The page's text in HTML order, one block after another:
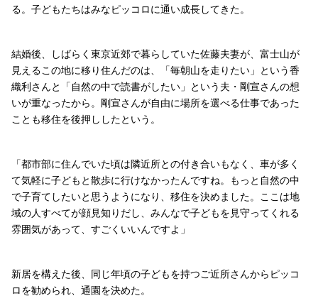
る。子どもたちはみなピッコロに通い成長してきた。
結婚後、しばらく東京近郊で暮らしていた佐藤夫妻が、富士山が
見えるこの地に移り住んだのは、「毎朝山を走りたい」という香
織利さんと「自然の中で読書がしたい」という夫・剛宣さんの想
いが重なったから。剛宣さんが自由に場所を選べる仕事であった
ことも移住を後押ししたという。
「都市部に住んでいた頃は隣近所との付き合いもなく、車が多く
て気軽に子どもと散歩に行けなかったんですね。もっと自然の中
で子育てしたいと思うようになり、移住を決めました。ここは地
域の人すべてが顔見知りだし、みんなで子どもを見守ってくれる
雰囲気があって、すごくいいんですよ」
新居を構えた後、同じ年頃の子どもを持つご近所さんからピッコ
ロを勧められ、通園を決めた。